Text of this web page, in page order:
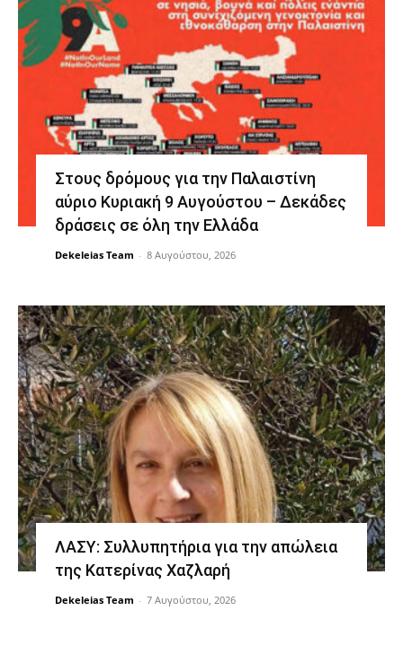
Στους δρόμους για την Παλαιστίνη
αύριο Κυριακή 9 Αυγούστου – Δεκάδες
δράσεις σε όλη την Ελλάδα
Dekeleias Team - 8 Αυγούστου, 2026
ΛΑΣΥ: Συλλυπητήρια για την απώλεια
της Κατερίνας Χαζλαρή
Dekeleias Team - 7 Αυγούστου, 2026